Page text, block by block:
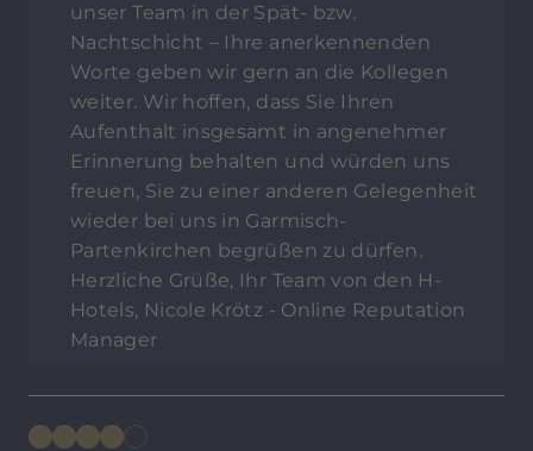
unser Team in der Spät- bzw.
Nachtschicht – Ihre anerkennenden
Worte geben wir gern an die Kollegen
weiter. Wir hoffen, dass Sie Ihren
Aufenthalt insgesamt in angenehmer
Erinnerung behalten und würden uns
freuen, Sie zu einer anderen Gelegenheit
wieder bei uns in Garmisch-
Partenkirchen begrüßen zu dürfen.
Herzliche Grüße, Ihr Team von den H-
Hotels, Nicole Krötz - Online Reputation
Manager